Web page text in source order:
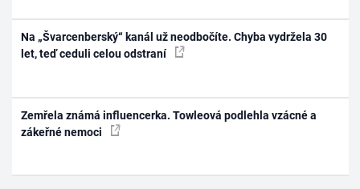
Na „Švarcenberský“ kanál už neodbočíte. Chyba vydržela 30
let, teď ceduli celou odstraní
Zemřela známá influencerka. Towleová podlehla vzácné a
zákeřné nemoci